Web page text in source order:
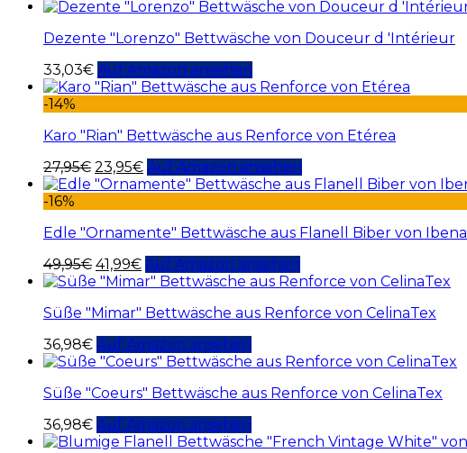
Dezente "Lorenzo" Bettwäsche von Douceur d 'Intérieur
33,03€ Auf Amazon ansehen
-14%
Karo "Rian" Bettwäsche aus Renforce von Etérea
27,95€ 23,95€ Auf Amazon ansehen
-16%
Edle "Ornamente" Bettwäsche aus Flanell Biber von Ibena
49,95€ 41,99€ Auf Amazon ansehen
Süße "Mimar" Bettwäsche aus Renforce von CelinaTex
36,98€ Auf Amazon ansehen
Süße "Coeurs" Bettwäsche aus Renforce von CelinaTex
36,98€ Auf Amazon ansehen